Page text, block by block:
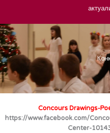
Concours Drawings-
https://www.facebook.com/
Center-